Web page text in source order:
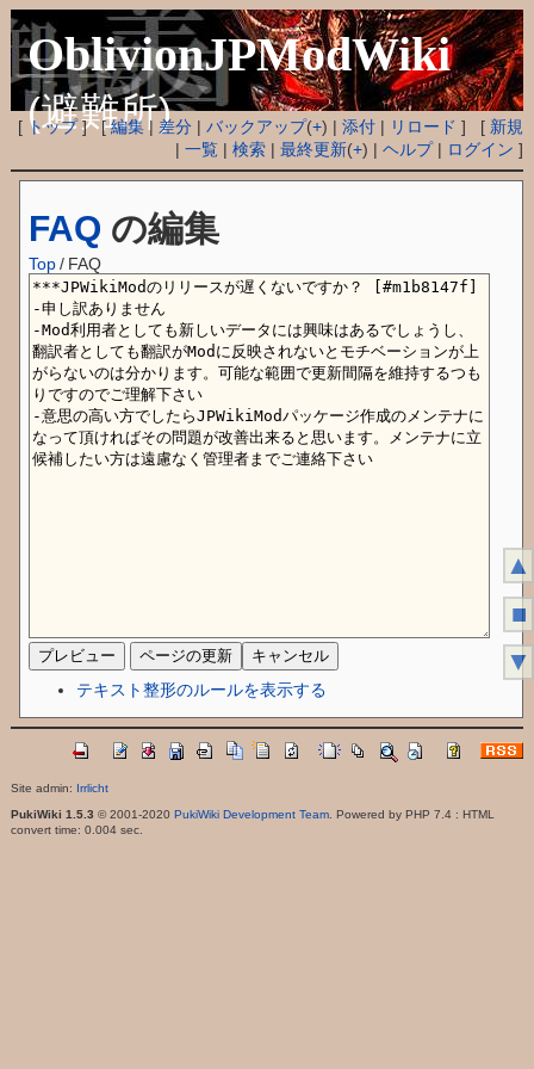
OblivionJPModWiki
(避難所)
[ トップ] [編集| 差分 |バックアップ(+) |添付 | リロード ] [ 新規
|一覧 |検索 |最終更新(+) |ヘルプ| ログイン ]
FAQ の編集
Top / FAQ
テキスト整形のルールを表示する
Site admin: Irrlicht
PukiWiki 1.5.3 © 2001-2020 PukiWiki Development Team. Powered by PHP 7.4 : HTML
convert time: 0.004 sec.
▲
■
▼